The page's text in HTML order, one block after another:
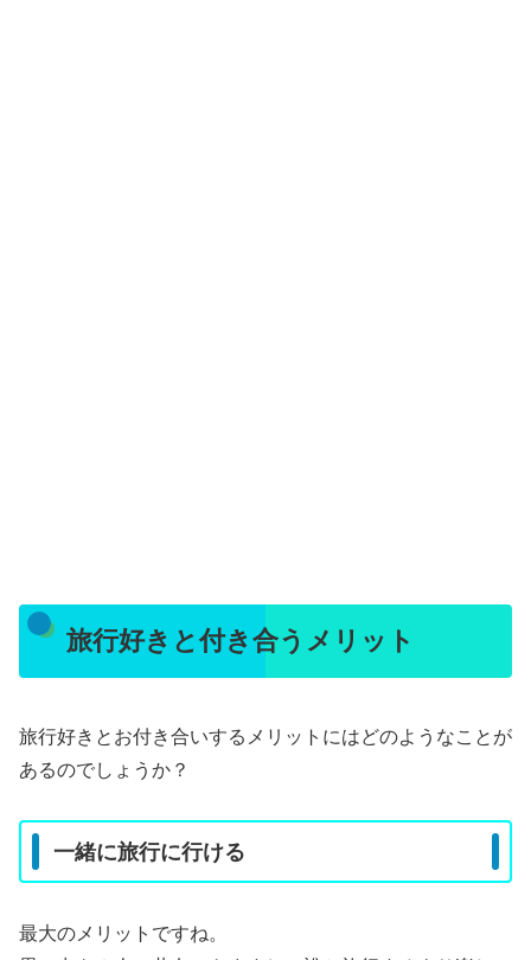
旅行好きと付き合うメリット
旅行好きとお付き合いするメリットにはどのようなことが
あるのでしょうか？
一緒に旅行に行ける
最大のメリットですね。